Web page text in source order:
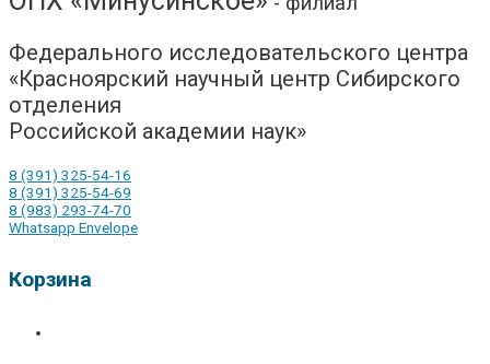
Федерального исследовательского центра
«Красноярский научный центр Сибирского
отделения
Российской академии наук»
8 (391) 325-54-16
8 (391) 325-54-69
8 (983) 293-74-70
Whatsapp Envelope
Корзина